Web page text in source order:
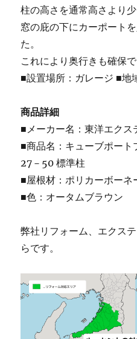
柱の高さを通常高さより
窓の庇の下にカーポート
た。
これにより奥行きも確保
■設置場所：ガレージ ■地
商品詳細
■メーカー名：東洋エク
■商品名：キューブポート
27－50 標準柱
■屋根材：ポリカーボー
■色：オータムブラウン
弊社リフォーム、エクス
らです。